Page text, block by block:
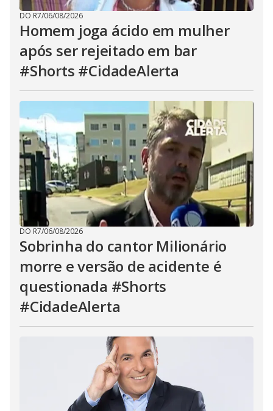
DO R7/06/08/2026
Homem joga ácido em mulher
após ser rejeitado em bar
#Shorts #CidadeAlerta
DO R7/06/08/2026
Sobrinha do cantor Milionário
morre e versão de acidente é
questionada #Shorts
#CidadeAlerta